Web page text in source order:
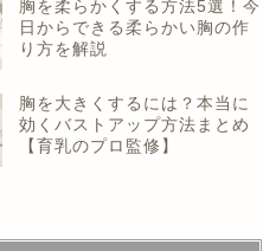
胸を柔らかくする方法5選！今
日からできる柔らかい胸の作
り方を解説
胸を大きくするには？本当に
効くバストアップ方法まとめ
【育乳のプロ監修】